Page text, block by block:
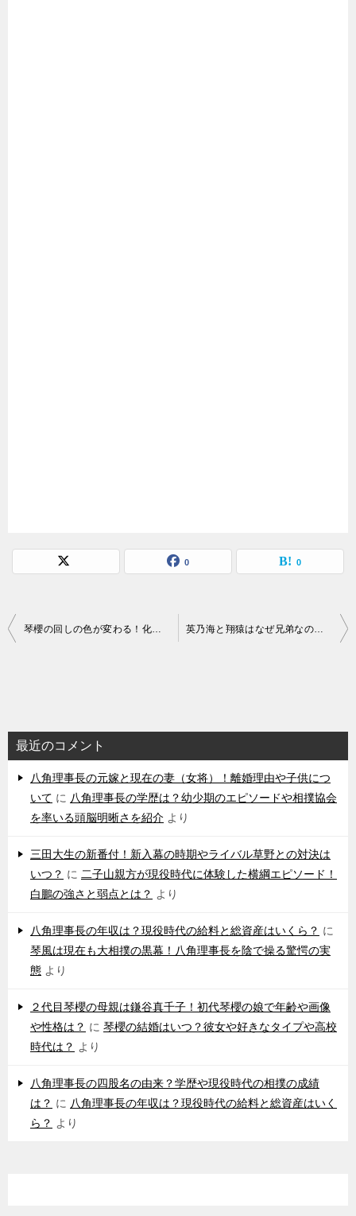
0 0
投
ゲ
ー
シ
琴櫻の回しの色が変わる！化粧まわしデヴィ夫人 英乃海と翔猿はなぜ兄弟なのに似ていない？その理由を徹底解説
最近のコメント
八角理事長の元嫁と現在の妻（女将）！離婚理由や子供につ
いて に 八角理事長の学歴は？幼少期のエピソードや相撲協会
を率いる頭脳明晰さを紹介 より
三田大生の新番付！新入幕の時期やライバル草野との対決は
いつ？ に 二子山親方が現役時代に体験した横綱エピソード！
白鵬の強さと弱点とは？ より
八角理事長の年収は？現役時代の給料と総資産はいくら？ に
琴風は現在も大相撲の黒幕！八角理事長を陰で操る驚愕の実
態 より
２代目琴櫻の母親は鎌谷真千子！初代琴櫻の娘で年齢や画像
や性格は？ に 琴櫻の結婚はいつ？彼女や好きなタイプや高校
時代は？ より
八角理事長の四股名の由来？学歴や現役時代の相撲の成績
は？ に 八角理事長の年収は？現役時代の給料と総資産はいく
ら？ より